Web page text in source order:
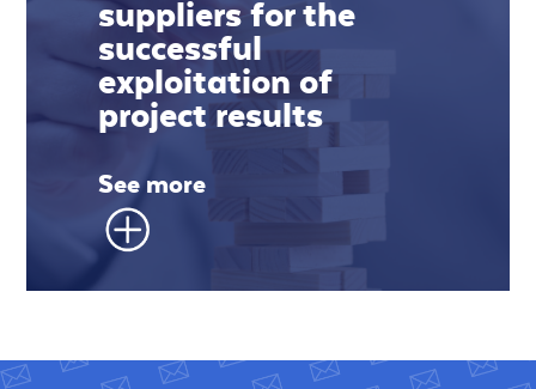
suppliers for the
successful
exploitation of
project results
See more